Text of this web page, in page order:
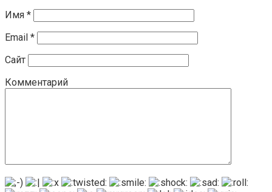
Имя *
Email *
Сайт
Комментарий